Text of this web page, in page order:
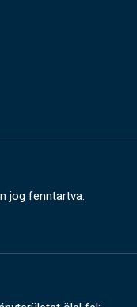
jog fenntartva.